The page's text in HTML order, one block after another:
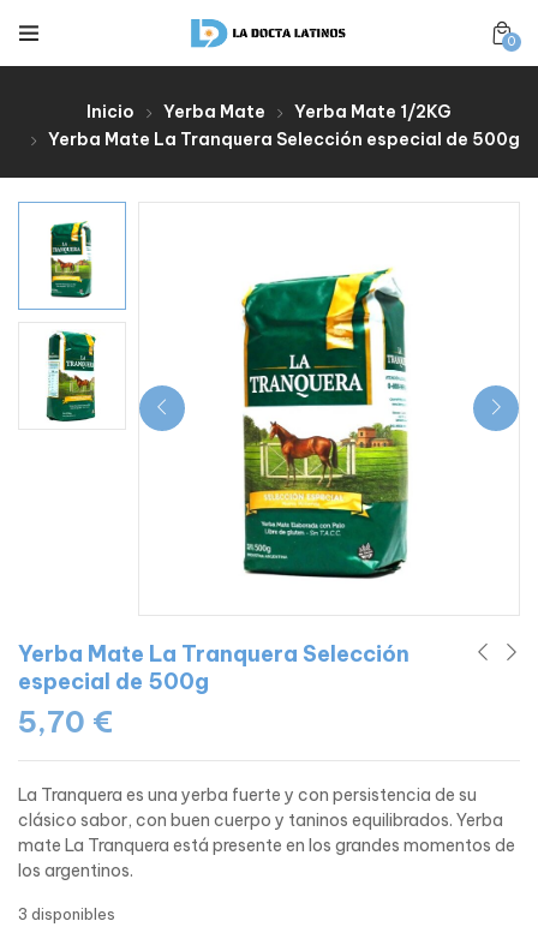
0
Inicio Yerba Mate
Yerba Mate 1/2KG
Yerba Mate La Tranquera Selección especial de 500g
Yerba Mate La Tranquera Selección
especial de 500g
5,70 €
La Tranquera es una yerba fuerte y con persistencia de su
clásico sabor, con buen cuerpo y taninos equilibrados. Yerba
mate La Tranquera está presente en los grandes momentos de
los argentinos.
3 disponibles